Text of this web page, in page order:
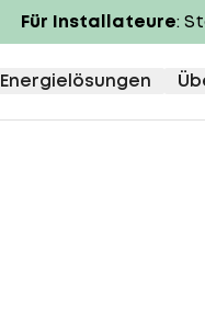
Für Installateure:
Energielösungen